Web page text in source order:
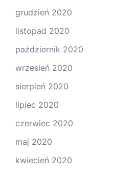
grudzień 2020
listopad 2020
październik 2020
wrzesień 2020
sierpień 2020
lipiec 2020
czerwiec 2020
maj 2020
kwiecień 2020